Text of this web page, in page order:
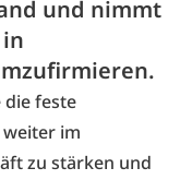
und nimmt
die feste
im
zu stärken und